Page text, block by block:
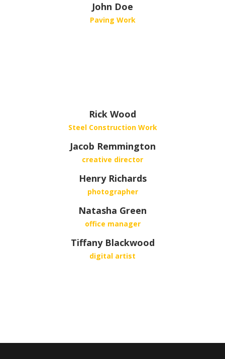
John Doe
Paving Work
Rick Wood
Steel Construction Work
Jacob Remmington
creative director
Henry Richards
photographer
Natasha Green
office manager
Tiffany Blackwood
digital artist